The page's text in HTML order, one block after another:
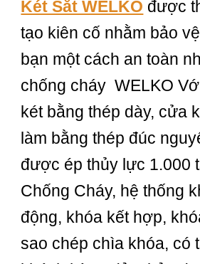
Két Sắt WELKO được
tạo kiên cố nhằm bảo
bạn một cách an toàn
chống cháy WELKO
két bằng thép dày, cửa
làm bằng thép đúc
được ép thủy lực 1.000
Chống Cháy, hệ thống
động, khóa kết hợp,
sao chép chìa khóa, có